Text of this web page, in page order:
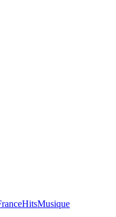
HitsMusique